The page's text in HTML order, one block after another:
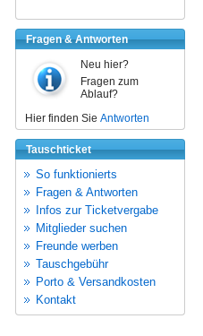
Fragen & Antworten
Neu hier?
Fragen zum
Ablauf?
Hier finden Sie Antworten
Tauschticket
So funktionierts
Fragen & Antworten
Infos zur Ticketvergabe
Mitglieder suchen
Freunde werben
Tauschgebühr
Porto & Versandkosten
Kontakt